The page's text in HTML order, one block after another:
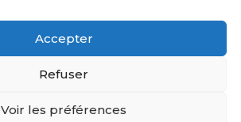
Accepter
Refuser
Voir les préférences
Partager
Politique